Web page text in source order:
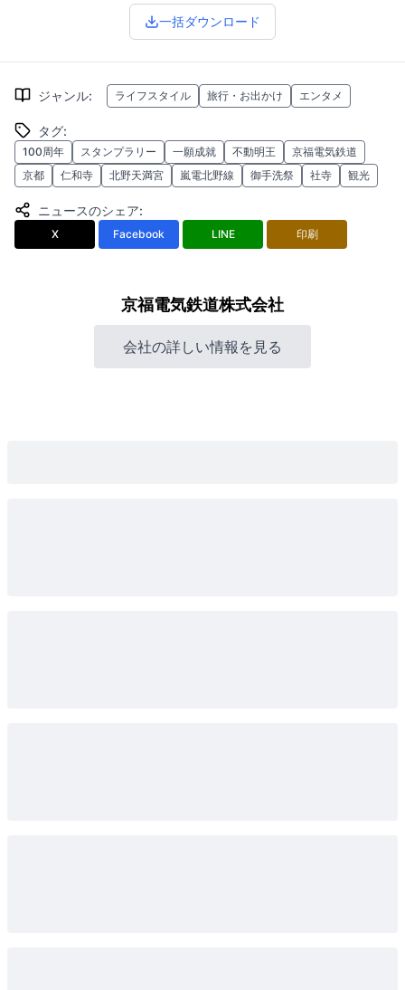
一括ダウンロード
ジャンル: ライフスタイル 旅行・お出かけ エンタメ
タグ:
100周年 スタンプラリー 一願成就 不動明王
京福電気鉄道
京都
仁和寺 北野天満宮 嵐電北野線 御手洗祭 社寺 観光
ニュースのシェア:
X Facebook LINE 印刷
京福電気鉄道株式会社
会社の詳しい情報を見る